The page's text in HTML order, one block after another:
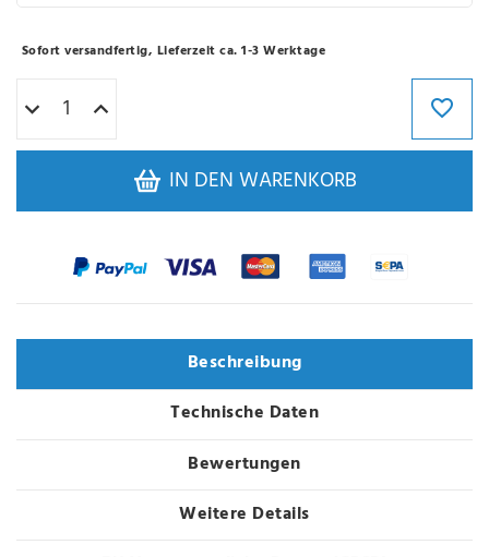
Sofort versandfertig, Lieferzeit ca. 1-3 Werktage
IN DEN WARENKORB
Beschreibung
Technische Daten
Bewertungen
Weitere Details